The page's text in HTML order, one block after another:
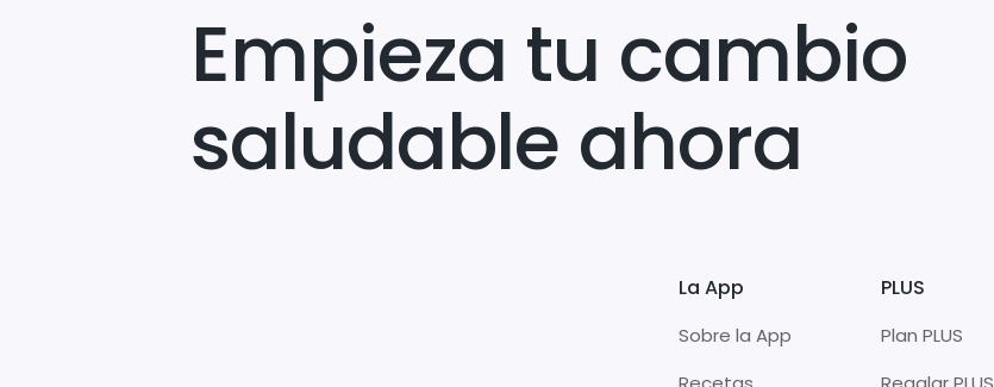
Empieza tu cambio
saludable ahora
La App
Sobre la App
PLUS
Plan PLUS